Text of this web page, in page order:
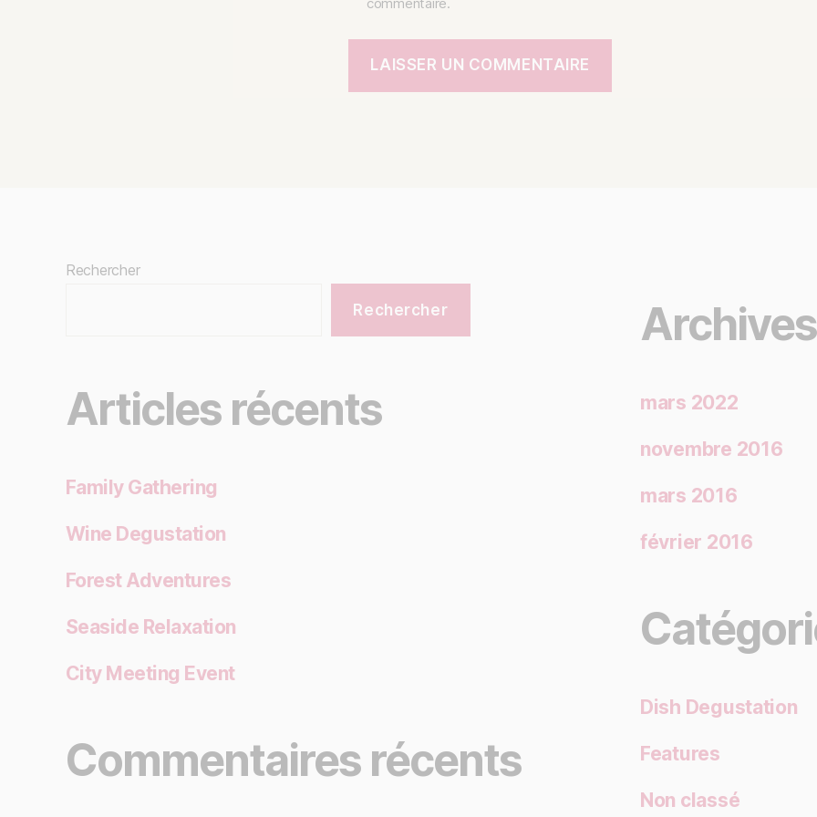
Rechercher
Rechercher
Articles récents
Family Gathering
Wine Degustation
Forest Adventures
Seaside Relaxation
City Meeting Event
Commentaires récents
Archives
mars 2022
novembre 2016
mars 2016
février 2016
Dish Degustation
Features
Non classé